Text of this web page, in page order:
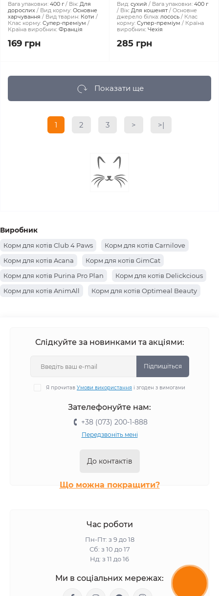
Вага упаковки: 400 г Вік: Для
дорослих
Вид корму: Основне
харчування
Вид тварин: Коти
Клас корму: Супер-преміум
Країна виробник: Франція
169 грн
Вид: сухий Вага упаковки: 400 г
Вік: Для кошенят
Основне
джерело білка: лосось
Клас
корму: Супер-преміум
Країна
виробник: Чехія
285 грн
Показати ще
1 2 3 > >|
Виробник
Корм для котів Club 4 Paws
Корм для котів Carnilove
Корм для котів Acana
Корм для котів GimCat
Корм для котів Purina Pro Plan
Корм для котів Delickcious
Корм для котів AnimAll
Корм для котів Optimeal Beauty
Корм для котів Brit Care
Корм для котів Simba
Слідкуйте за новинками та акціями:
Підпишіться
Я прочитав Умови використання і згоден з вимогами
Зателефонуйте нам:
+38 (073) 200-1-888
Передзвоніть мені
До контактів
Що можна покращити?
Час роботи
Пн-Пт: з 9 до 18
Сб: з 10 до 17
Нд: з 11 до 16
Ми в соціальних мережах: